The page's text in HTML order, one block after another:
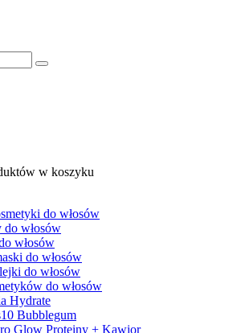
w koszyku
do włosów
do włosów
włosów
do włosów
do włosów
do włosów
Hydrate
Bubblegum
Glow Proteiny + Kawior